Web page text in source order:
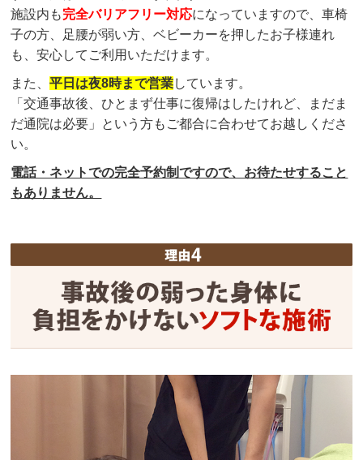
施設内も完全バリアフリー対応になっていますので、車椅
子の方、足腰が弱い方、ベビーカーを押したお子様連れ
も、安心してご利用いただけます。
また、平日は夜8時まで営業しています。
「交通事故後、ひとまず仕事に復帰はしたけれど、まだま
だ通院は必要」という方もご都合に合わせてお越しくださ
い。
電話・ネットでの完全予約制ですので、お待たせすること
もありません。